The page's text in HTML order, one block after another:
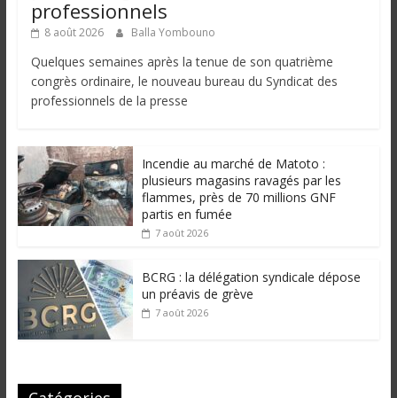
professionnels
8 août 2026 Balla Yombouno
Quelques semaines après la tenue de son quatrième
congrès ordinaire, le nouveau bureau du Syndicat des
professionnels de la presse
Incendie au marché de Matoto :
plusieurs magasins ravagés par les
flammes, près de 70 millions GNF
partis en fumée
7 août 2026
BCRG : la délégation syndicale dépose
un préavis de grève
7 août 2026